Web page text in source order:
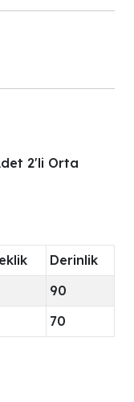
2'li Orta
Derinlik
90
70